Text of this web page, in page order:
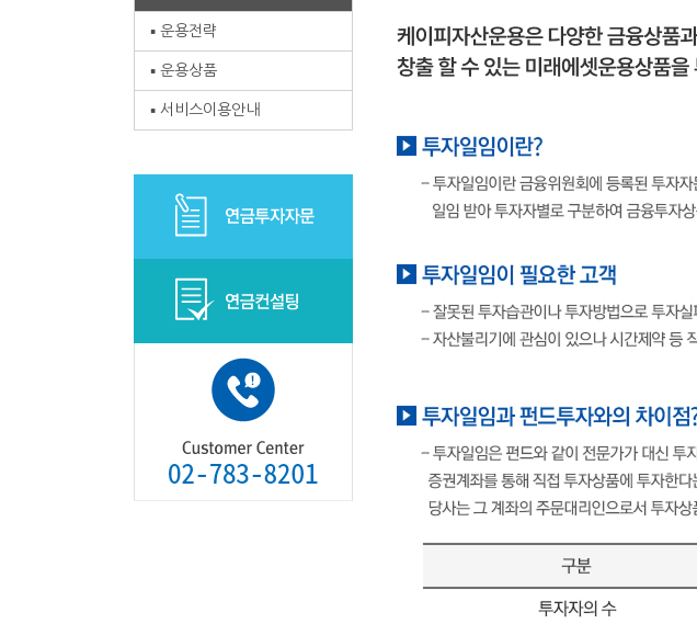
운용전략
운용상품
서비스이용안내